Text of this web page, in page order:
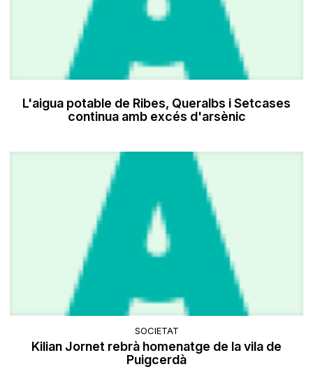
L'aigua potable de Ribes, Queralbs i Setcases
continua amb excés d'arsènic
SOCIETAT
Kilian Jornet rebrà homenatge de la vila de
Puigcerdà